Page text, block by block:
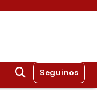
Seguinos